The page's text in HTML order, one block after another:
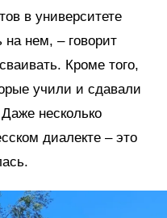
в университете
на нем, – говорит
Кроме того,
учили и сдавали
несколько
диалекте – это